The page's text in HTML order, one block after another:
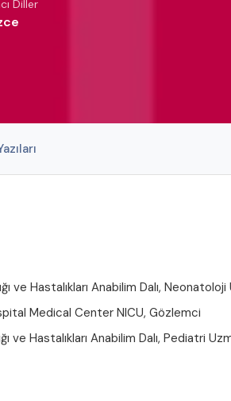
Diller
Hastalıkları Anabilim Dalı, Neonatoloji
Medical Center NICU, Gözlemci
Hastalıkları Anabilim Dalı, Pediatri